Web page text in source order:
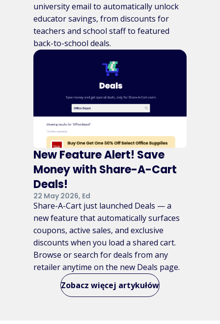
university email to automatically unlock
educator savings, from discounts for
teachers and school staff to featured
back-to-school deals.
New Feature Alert! Save
Money with Share-A-Cart
Deals!
22 May 2026, Ed
Share-A-Cart just launched Deals — a
new feature that automatically surfaces
coupons, active sales, and exclusive
discounts when you load a shared cart.
Browse or search for deals from any
retailer anytime on the new Deals page.
Zobacz więcej artykułów